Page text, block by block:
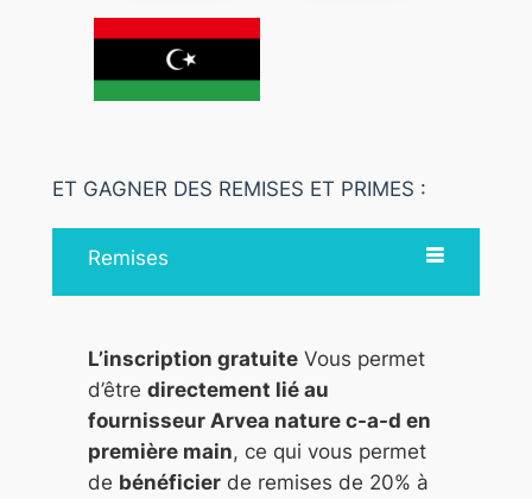
ET GAGNER DES REMISES ET PRIMES :
Remises
L’inscription gratuiteVous permet
d’être directement lié au
fournisseur Arvea nature c-a-d en
première main, ce qui vous permet
de bénéficierde remises de 20% à